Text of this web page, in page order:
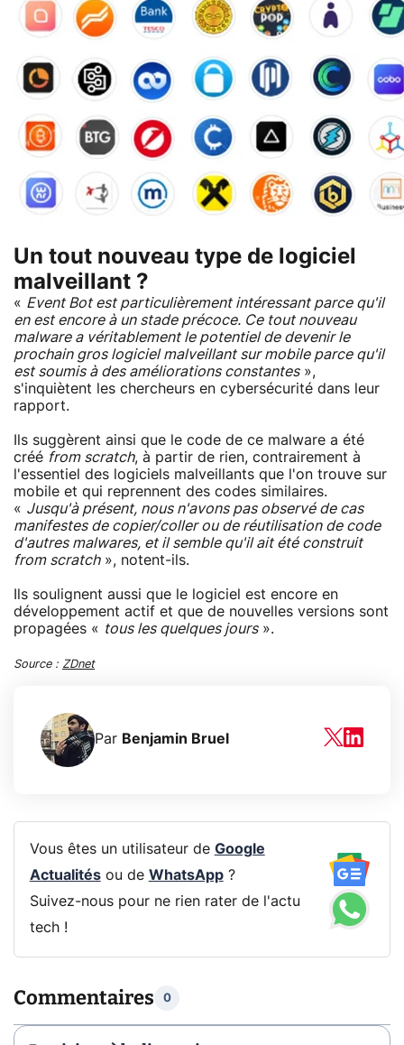
Un tout nouveau type de logiciel
malveillant ?
« Event Bot est particulièrement intéressant parce qu'il
en est encore à un stade précoce. Ce tout nouveau
malware a véritablement le potentiel de devenir le
prochain gros logiciel malveillant sur mobile parce qu'il
est soumis à des améliorations constantes»,
s'inquiètent les chercheurs en cybersécurité dans leur
rapport.
Ils suggèrent ainsi que le code de ce malware a été
créé from scratch, à partir de rien, contrairement à
l'essentiel des logiciels malveillants que l'on trouve sur
mobile et qui reprennent des codes similaires.
« Jusqu'à présent, nous n'avons pas observé de cas
manifestes de copier/coller ou de réutilisation de code
d'autres malwares, et il semble qu'il ait été construit
from scratch», notent-ils.
Ils soulignent aussi que le logiciel est encore en
développement actif et que de nouvelles versions sont
propagées « tous les quelques jours».
Source : ZDnet
Par Benjamin Bruel
Vous êtes un utilisateur de Google
Actualitésou de WhatsApp?
Suivez-nous pour ne rien rater de l'actu
tech !
Commentaires 0